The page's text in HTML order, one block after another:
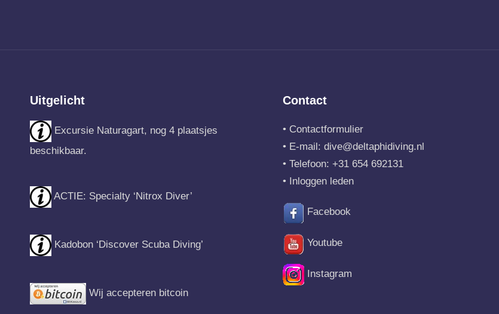
Uitgelicht
Excursie Naturagart, nog 4 plaatsjes
beschikbaar.
ACTIE: Specialty ‘Nitrox Diver’
Kadobon ‘Discover Scuba Diving’
Wij accepteren bitcoin
Contact
• Contactformulier
• E-mail: dive@deltaphidiving.nl
• Telefoon: +31 654 692131
• Inloggen leden
Facebook
Youtube
Instagram